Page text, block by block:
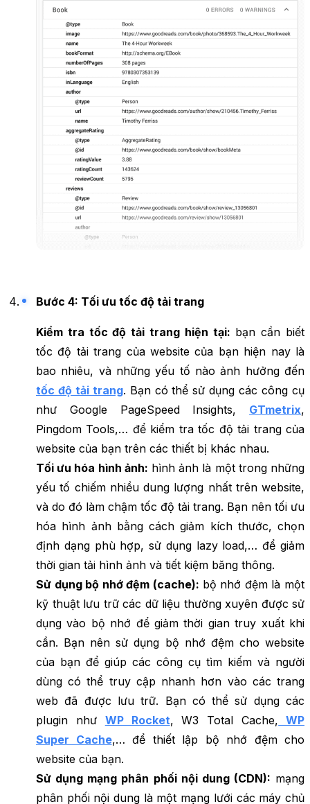
Bước 4: Tối ưu tốc độ tải trang
Kiểm tra tốc độ tải trang hiện tại: bạn cần biết
tốc độ tải trang của website của bạn hiện nay là
bao nhiêu, và những yếu tố nào ảnh hưởng đến
tốc độ tải trang. Bạn có thể sử dụng các công cụ
như Google PageSpeed Insights, GTmetrix,
Pingdom Tools,… để kiểm tra tốc độ tải trang của
website của bạn trên các thiết bị khác nhau.
Tối ưu hóa hình ảnh: hình ảnh là một trong những
yếu tố chiếm nhiều dung lượng nhất trên website,
và do đó làm chậm tốc độ tải trang. Bạn nên tối ưu
hóa hình ảnh bằng cách giảm kích thước, chọn
định dạng phù hợp, sử dụng lazy load,… để giảm
thời gian tải hình ảnh và tiết kiệm băng thông.
Sử dụng bộ nhớ đệm (cache): bộ nhớ đệm là một
kỹ thuật lưu trữ các dữ liệu thường xuyên được sử
dụng vào bộ nhớ để giảm thời gian truy xuất khi
cần. Bạn nên sử dụng bộ nhớ đệm cho website
của bạn để giúp các công cụ tìm kiếm và người
dùng có thể truy cập nhanh hơn vào các trang
web đã được lưu trữ. Bạn có thể sử dụng các
plugin như WP Rocket, W3 Total Cache, WP
Super Cache,… để thiết lập bộ nhớ đệm cho
website của bạn.
Sử dụng mạng phân phối nội dung (CDN): mạng
phân phối nội dung là một mạng lưới các máy chủ